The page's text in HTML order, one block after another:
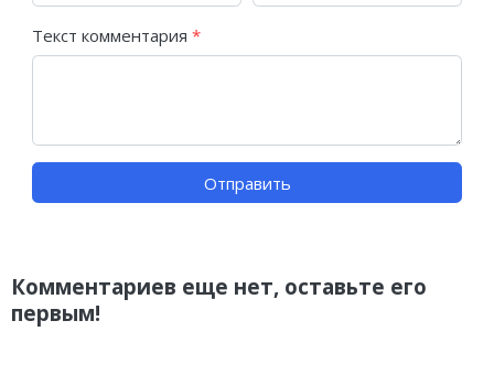
Комментариев еще нет, оставьте его
первым!
Текст комментария *
Отправить